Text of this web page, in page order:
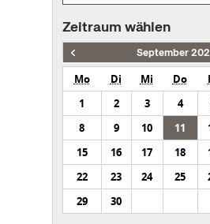
Zeitraum wählen
September
Mo Di Mi Do
1
2 3 4
8
9 10 11
15
16 17 18
22
23 24 25
29
30